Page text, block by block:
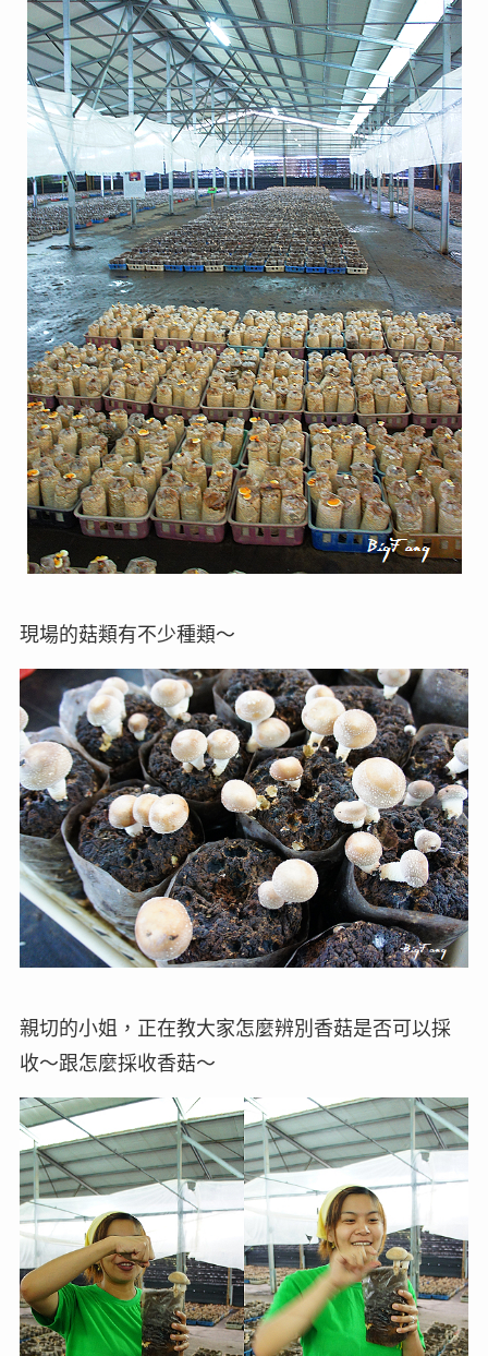
現場的菇類有不少種類～
親切的小姐，正在教大家怎麼辨別香菇是否可以採
收～跟怎麼採收香菇～